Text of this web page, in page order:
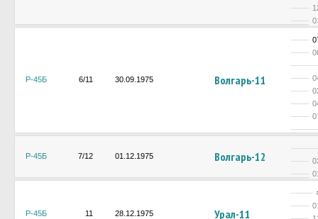
Р-45Б 6/11 30.09.1975 Волгарь-11
Р-45Б 7/12 01.12.1975 Волгарь-12
Р-45Б 11 28.12.1975 Урал-11